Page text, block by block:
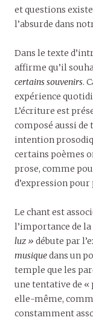
et questions
l’absurde dans
Dans le texte
affirme qu’il
certains souvenirs.
expérience
L’écriture est
composé aussi de
intention
certains poèmes
prose, comme
d’expression
Le chant est
l’importance de
luz » débute par
musiquedans un
temple que les
une tentative de «
elle-même,
constamment